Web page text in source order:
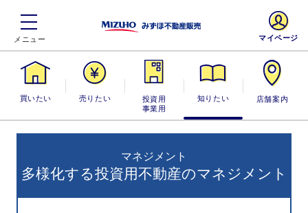
買いたい 売りたい
投資用・事業
用
知りたい 店舗案内
マイページ
マネジメント
多様化する投資用不動産のマネジメント